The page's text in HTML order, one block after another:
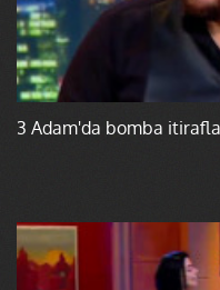
3 Adam'da bomba